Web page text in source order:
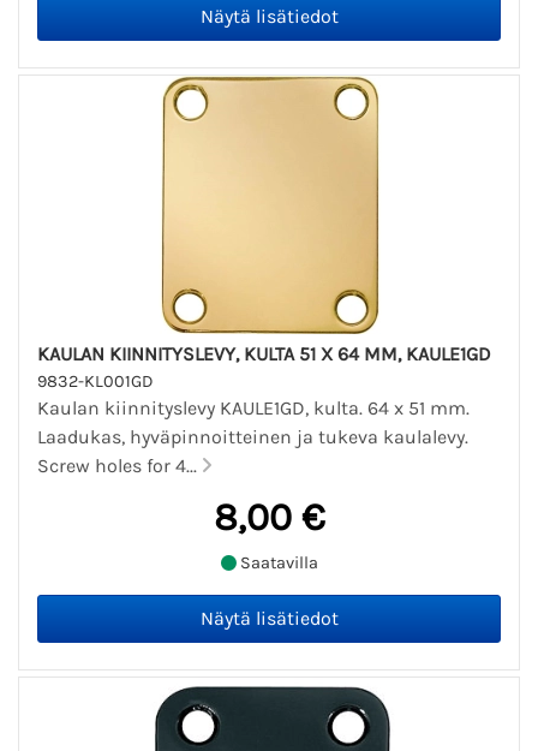
KAULAN KIINNITYSLEVY, KULTA 51 X 64 MM, KAULE1GD
9832-KL001GD
Kaulan kiinnityslevy KAULE1GD, kulta. 64 x 51 mm.
Laadukas, hyväpinnoitteinen ja tukeva kaulalevy.
Screw holes for 4...
8,00 €
Saatavilla